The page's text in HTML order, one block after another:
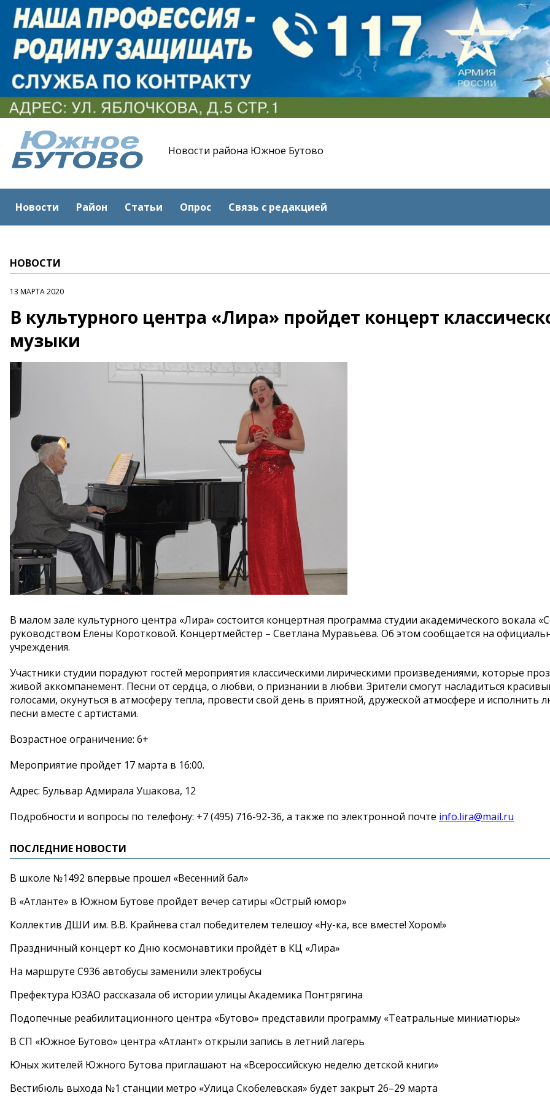
Новости района Южное Бутово
Новости Район Статьи Опрос Связь с редакцией
НОВОСТИ
13 МАРТА 2020
В культурного центра «Лира» пройдет концерт
музыки
В малом зале культурного центра «Лира» состоится концертная программа студии академического вокала
руководством Елены Коротковой. Концертмейстер – Светлана Муравьёва. Об этом сообщается на
учреждения.
Участники студии порадуют гостей мероприятия классическими лирическими произведениями, которые
живой аккомпанемент. Песни от сердца, о любви, о признании в любви. Зрители смогут насладиться
голосами, окунуться в атмосферу тепла, провести свой день в приятной, дружеской атмосфере и исполнить
песни вместе с артистами.
Возрастное ограничение: 6+
Мероприятие пройдет 17 марта в 16:00.
Адрес: Бульвар Адмирала Ушакова, 12
Подробности и вопросы по телефону: +7 (495) 716-92-36, а также по электронной почте info.lira@mail.ru
ПОСЛЕДНИЕ НОВОСТИ
В школе №1492 впервые прошел «Весенний бал»
В «Атланте» в Южном Бутове пройдет вечер сатиры «Острый юмор»
Коллектив ДШИ им. В.В. Крайнева стал победителем телешоу «Ну-ка, все вместе! Хором!»
Праздничный концерт ко Дню космонавтики пройдёт в КЦ «Лира»
На маршруте С936 автобусы заменили электробусы
Префектура ЮЗАО рассказала об истории улицы Академика Понтрягина
Подопечные реабилитационного центра «Бутово» представили программу «Театральные миниатюры»
В СП «Южное Бутово» центра «Атлант» открыли запись в летний лагерь
Юных жителей Южного Бутова приглашают на «Всероссийскую неделю детской книги»
Вестибюль выхода №1 станции метро «Улица Скобелевская» будет закрыт 26–29 марта